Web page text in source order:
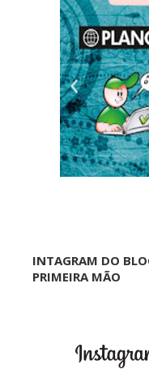
INTAGRAM DO
PRIMEIRA MÃO